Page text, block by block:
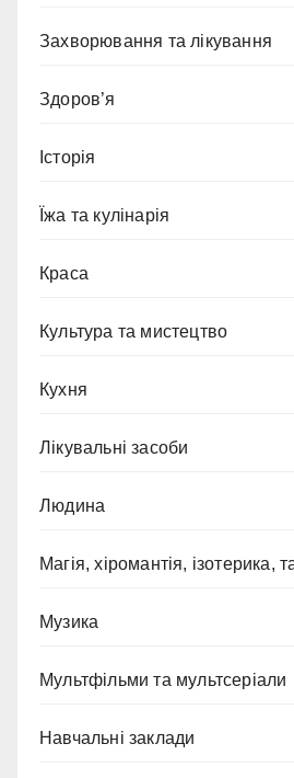
Захворювання та лікування
Здоров’я
Історія
Їжа та кулінарія
Краса
Культура та мистецтво
Кухня
Лікувальні засоби
Людина
Магія, хіромантія, ізотерика,
Музика
Мультфільми та мультсеріали
Навчальні заклади